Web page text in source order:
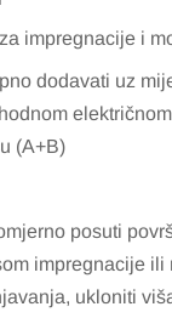
impregnacije i
dodavati uz
(A+B)
posuti
impregnacije ili
ukloniti